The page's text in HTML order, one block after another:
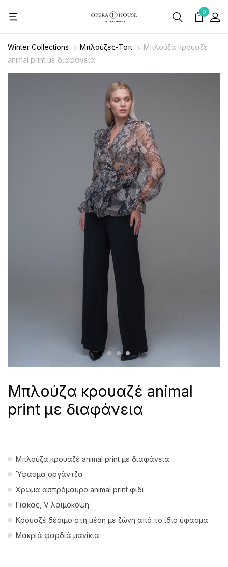
0
Winter Collections Μπλούζες-Τοπ
Μπλούζα κρουαζέ
animal print με διαφάνεια
Μπλούζα κρουαζέ animal
print με διαφάνεια
Μπλούζα κρουαζέ animal print με διαφάνεια
Ύφασμα οργάντζα
Χρώμα ασπρόμαυρο animal print φίδι
Γιακάς, V λαιμόκοψη
Κρουαζέ δέσιμο στη μέση με ζώνη από το ίδιο ύφασμα
Μακριά φαρδιά μανίκια